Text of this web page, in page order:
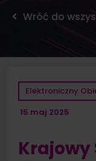
Wróć do
Elektroniczny
15 maj 2025
Krajowy